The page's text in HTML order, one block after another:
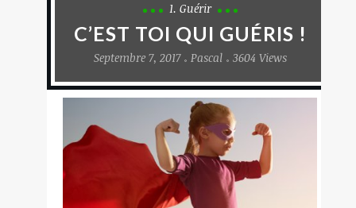
1. Guérir
C’EST TOI QUI GUÉRIS !
Septembre 7, 2017 Pascal 3604 Views